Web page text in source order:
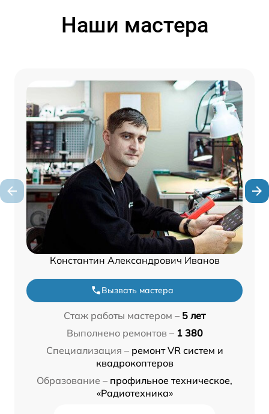
Наши мастера
Константин Александрович Иванов
Вызвать мастера
Стаж работы мастером – 5 лет
Выполнено ремонтов – 1 380
Специализация – ремонт VR систем и
квадрокоптеров
Образование – профильное техническое,
«Радиотехника»